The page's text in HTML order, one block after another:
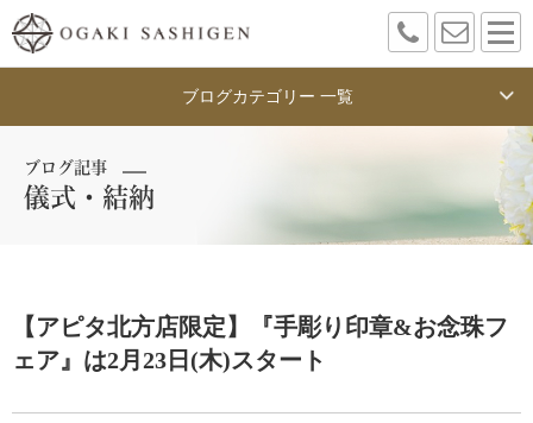
ブログカテゴリー 一覧
ブログ記事
儀式・結納
【アピタ北方店限定】『手彫り印章&お念珠フ
ェア』は2月23日(木)スタート